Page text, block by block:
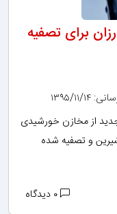
برای تصفیه
۱۱/۱۴
از مخازن خورشیدی
و تصفیه شده